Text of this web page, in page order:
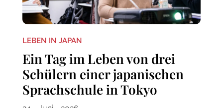
LEBEN IN JAPAN
Ein Tag im Leben von drei
Schülern einer japanischen
Sprachschule in Tokyo